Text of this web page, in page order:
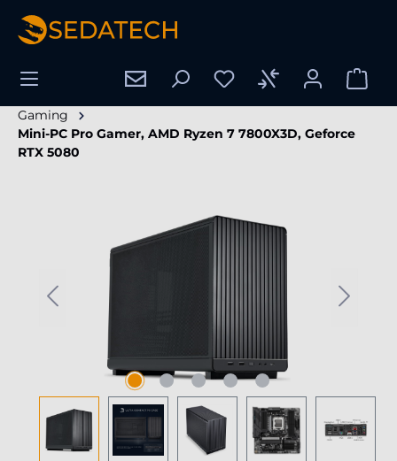
principal
Gaming
Mini-PC Pro Gamer, AMD Ryzen 7 7800X3D, Geforce
RTX 5080